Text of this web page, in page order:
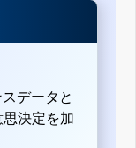
データと
決定を加